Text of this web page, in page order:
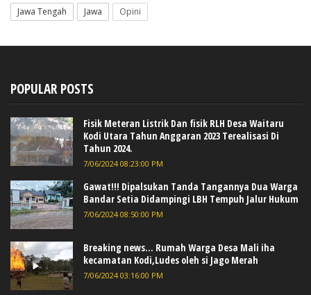
Jawa Tengah
Jawa Opini
POPULAR POSTS
Fisik Meteran Listrik Dan fisik RLH Desa Waitaru
Kodi Utara Tahun Anggaran 2023 Terealisasi Di
Tahun 2024.
7/06/2024 08:23:00 PM
Gawat!!! Dipalsukan Tanda Tangannya Dua Warga
Bandar Setia Didampingi LBH Tempuh Jalur Hukum
7/06/2024 08:50:00 PM
Breaking news... Rumah Warga Desa Mali iha
kecamatan Kodi,Ludes oleh si Jago Merah
7/06/2024 03:16:00 PM